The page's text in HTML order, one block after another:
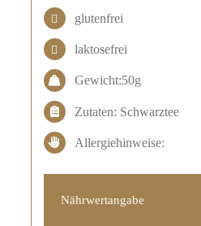
glutenfrei
laktosefrei
Gewicht:50g
Zutaten: Schwarztee
Allergiehinweise:
Nährwertangabe